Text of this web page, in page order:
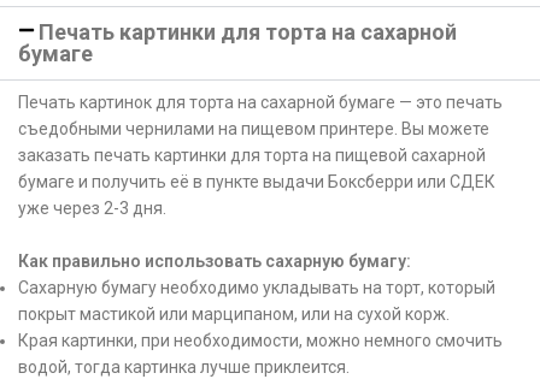
Печать картинки для торта на сахарной
бумаге
Печать картинок для торта на сахарной бумаге — это печать
съедобными чернилами на пищевом принтере. Вы можете
заказать печать картинки для торта на пищевой сахарной
бумаге и получить её в пункте выдачи Боксберри или СДЕК
уже через 2-3 дня.
Как правильно использовать сахарную бумагу:
Сахарную бумагу необходимо укладывать на торт, который
покрыт мастикой или марципаном, или на сухой корж.
Края картинки, при необходимости, можно немного смочить
водой, тогда картинка лучше приклеится.